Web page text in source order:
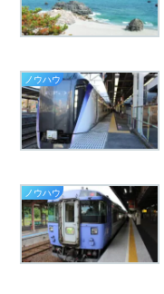
ノウハウ
ノウハウ